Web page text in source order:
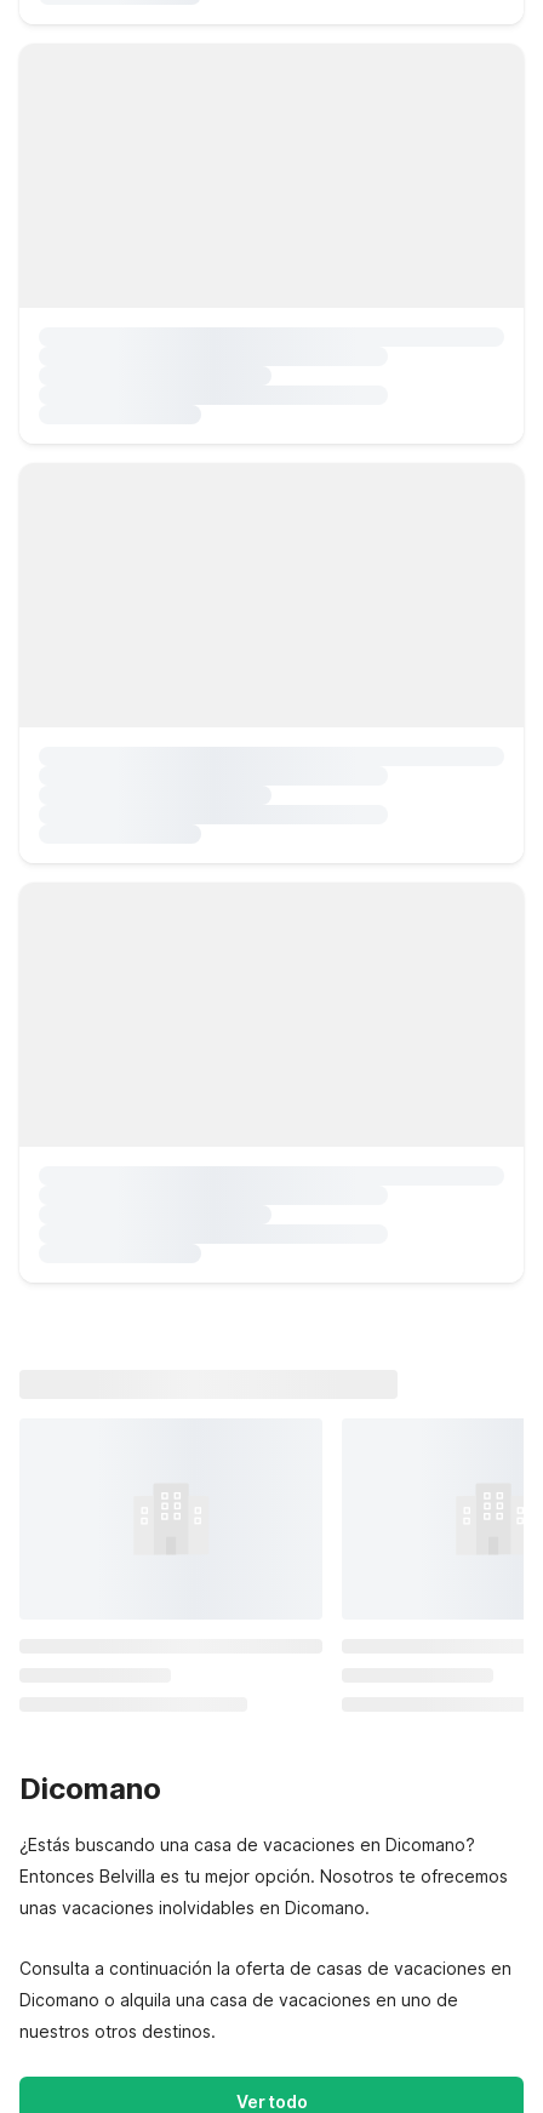
Dicomano
¿Estás buscando una casa de vacaciones en Dicomano?
Entonces Belvilla es tu mejor opción. Nosotros te ofrecemos
unas vacaciones inolvidables en Dicomano.
Consulta a continuación la oferta de casas de vacaciones en
Dicomano o alquila una casa de vacaciones en uno de
nuestros otros destinos.
Ver todo